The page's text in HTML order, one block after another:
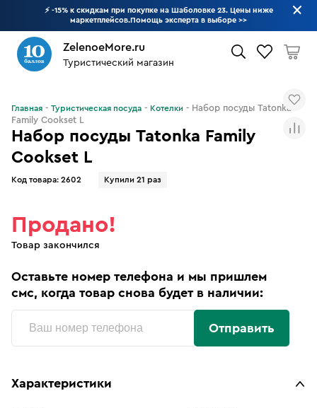
⚡ -15% к скидкам при покупке на Шаболовке 23. Цены ниже
маркетплейсов.Помощь эксперта в выборе >>
ZelenoeMore.ru
Туристический магазин
Набор посуды Tatonka Family
Cookset L
Код товара: 2602 Купили 21 раз
Главная Туристическая посуда Котелки
Набор посуды Tatonka
Family Cookset L
Продано!
Товар закончился
Оставьте номер телефона и мы пришлем
смс, когда товар снова будет в наличии:
Отправить
Характеристики